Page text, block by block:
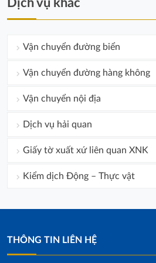
Dịch vụ khác
Vận chuyển đường biển
Vận chuyển đường hàng không
Vận chuyển nội địa
Dịch vụ hải quan
Giấy tờ xuất xứ liên quan XNK
Kiểm dịch Động – Thực vật
THÔNG TIN LIÊN HỆ